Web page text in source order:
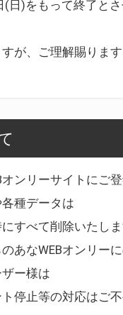
(日)をもって終了と
が、ご理解賜りま
オンリーサイトにご
種データは
すべて削除いたしま
あなWEBオンリー
ー様は
停止等の対応はご不